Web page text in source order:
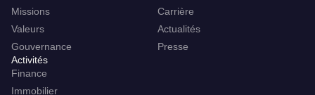
Missions
Valeurs
Gouvernance
Carrière
Actualités
Presse
Activités
Finance
Immobilier